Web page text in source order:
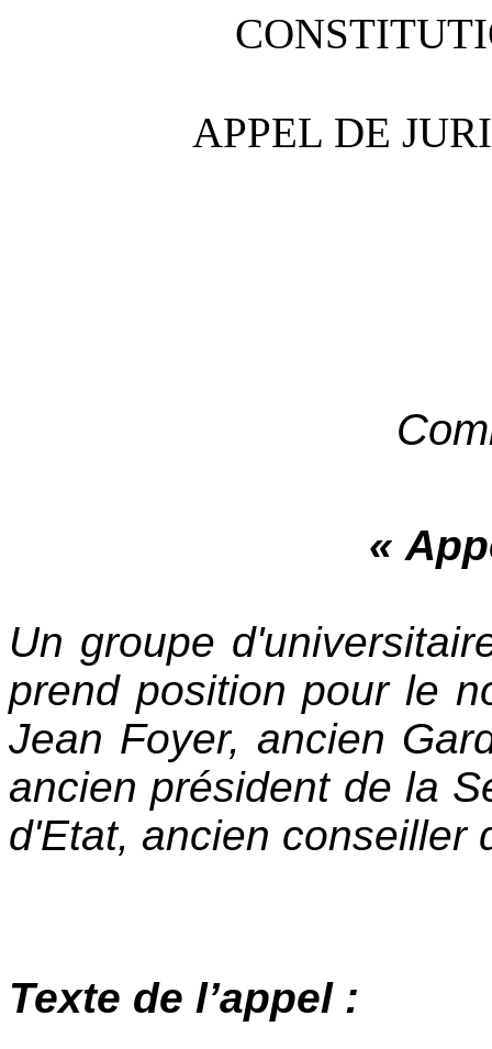
APPEL DE
«
Un groupe
prend position pour le
Jean Foyer, ancien
ancien président de la
d'Etat, ancien conseiller
Texte de l’appel :